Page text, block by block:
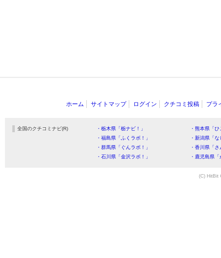
ホーム サイトマップ ログイン クチコミ投稿 プラ
全国のクチコミナビ(R) ・栃木県「栃ナビ！」
・熊本県「
・福島県「ふくラボ！」
・新潟県「
・群馬県「ぐんラボ！」
・香川県「
・石川県「金沢ラボ！」
・鹿児島県
(C) HitBit